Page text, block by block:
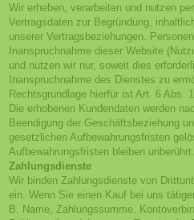
Wir erheben, verarbeiten und nutzen
Vertragsdaten zur Begründung,
unserer Vertragsbeziehungen.
Inanspruchnahme dieser Website
und nutzen wir nur, soweit dies
Inanspruchnahme des Dienstes zu
Rechtsgrundlage hierfür ist Art. 6 Abs.
Die erhobenen Kundendaten werden
Beendigung der Geschäftsbeziehung
gesetzlichen Aufbewahrungsfristen
Aufbewahrungsfristen bleiben unberührt.
Zahlungsdienste
Wir binden Zahlungsdienste von
ein. Wenn Sie einen Kauf bei uns
B. Name, Zahlungssumme,